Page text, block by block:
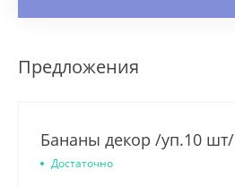
Предложения
Бананы декор /уп.10 шт/
Достаточно